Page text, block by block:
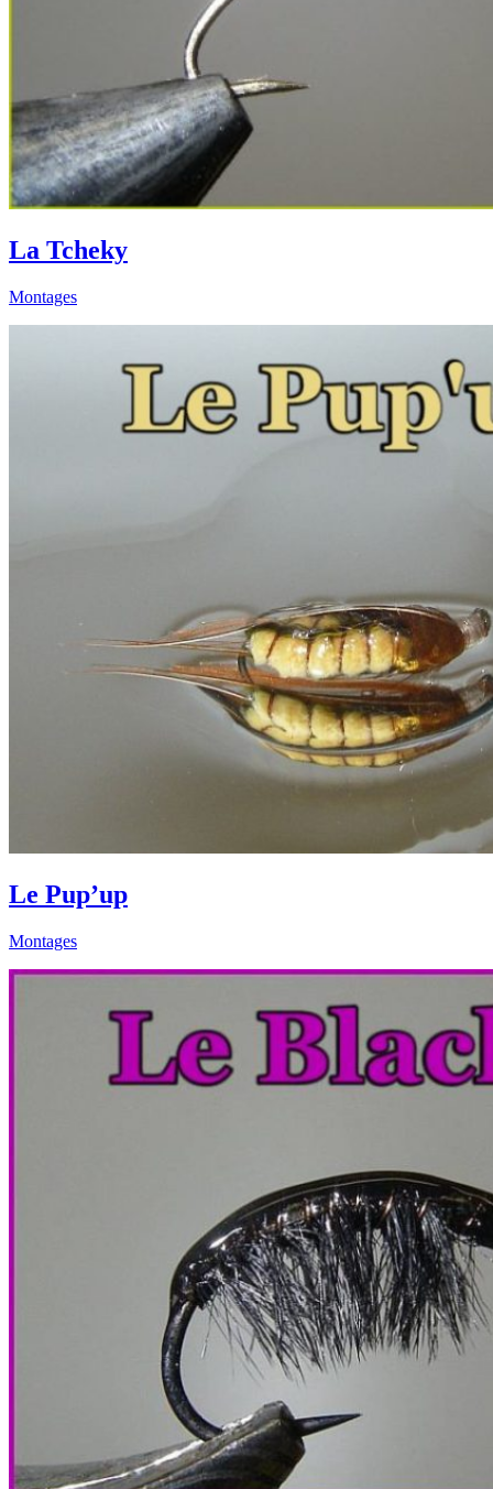
La Tcheky
Montages
Le Pup’up
Montages